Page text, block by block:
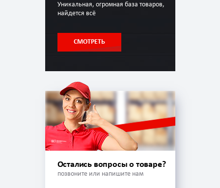
Уникальная, огромная база товаров,
найдется всё
СМОТРЕТЬ
Остались вопросы о товаре?
позвоните или напишите нам